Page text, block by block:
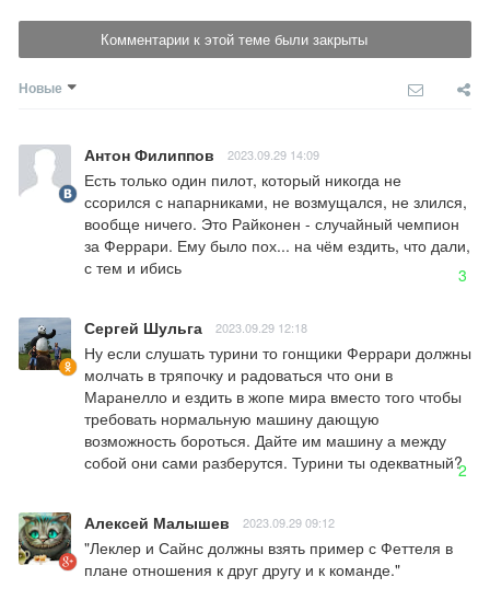
Комментарии к этой теме были закрыты
Новые
Антон Филиппов 2023.09.29 14:09
Есть только один пилот, который никогда не
ссорился с напарниками, не возмущался, не злился,
вообще ничего. Это Райконен - случайный чемпион
за Феррари. Ему было пох... на чём ездить, что дали,
с тем и ибись
3
Сергей Шульга 2023.09.29 12:18
Ну если слушать турини то гонщики Феррари должны
молчать в тряпочку и радоваться что они в
Маранелло и ездить в жопе мира вместо того чтобы
требовать нормальную машину дающую
возможность бороться. Дайте им машину а между
собой они сами разберутся. Турини ты одекватный?2
Алексей Малышев 2023.09.29 09:12
"Леклер и Сайнс должны взять пример с Феттеля в
плане отношения к друг другу и к команде."